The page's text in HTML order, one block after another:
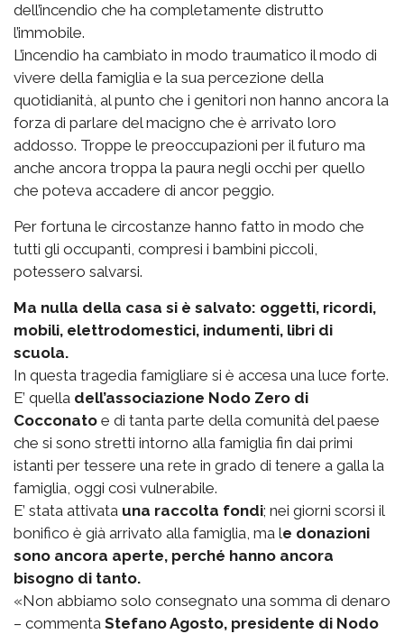
dell’incendio che ha completamente distrutto
l’immobile.
L’incendio ha cambiato in modo traumatico il modo di
vivere della famiglia e la sua percezione della
quotidianità, al punto che i genitori non hanno ancora la
forza di parlare del macigno che è arrivato loro
addosso. Troppe le preoccupazioni per il futuro ma
anche ancora troppa la paura negli occhi per quello
che poteva accadere di ancor peggio.
Per fortuna le circostanze hanno fatto in modo che
tutti gli occupanti, compresi i bambini piccoli,
potessero salvarsi.
Ma nulla della casa si è salvato: oggetti, ricordi,
mobili, elettrodomestici, indumenti, libri di
scuola.
In questa tragedia famigliare si è accesa una luce forte.
E’ quella dell’associazione Nodo Zero di
Cocconato e di tanta parte della comunità del paese
che si sono stretti intorno alla famiglia fin dai primi
istanti per tessere una rete in grado di tenere a galla la
famiglia, oggi così vulnerabile.
E’ stata attivata una raccolta fondi; nei giorni scorsi il
bonifico è già arrivato alla famiglia, ma le donazioni
sono ancora aperte, perché hanno ancora
bisogno di tanto.
«Non abbiamo solo consegnato una somma di denaro
– commenta Stefano Agosto, presidente di Nodo